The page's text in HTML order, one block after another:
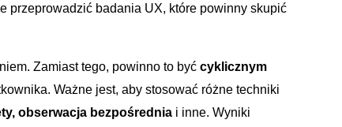
przeprowadzić badania ⁣UX, ‌które⁢ powinny skupić
Zamiast tego, powinno to‌ być cyklicznym
⁤Ważne jest, ​aby stosować⁤ różne⁣ techniki
obserwacja bezpośrednia i inne. ⁤Wyniki